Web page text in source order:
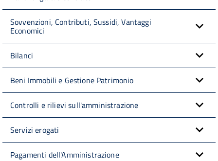
Sovvenzioni, Contributi, Sussidi, Vantaggi
Economici
Bilanci
Beni Immobili e Gestione Patrimonio
Controlli e rilievi sull'amministrazione
Servizi erogati
Pagamenti dell'Amministrazione